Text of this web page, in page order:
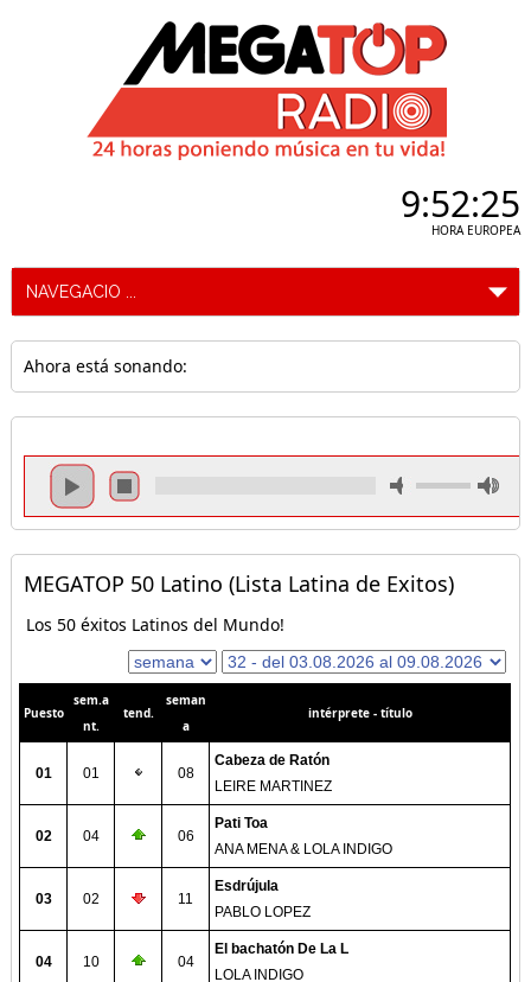
9:52:25
HORA EUROPEA
Ahora está sonando:
MEGATOP 50 Latino (Lista Latina de Exitos)
Los 50 éxitos Latinos del Mundo!
Puesto
sem.a
nt.
tend.
seman
a
intérprete - título
01 01 08
Cabeza de Ratón
LEIRE MARTINEZ
02 04 06
Pati Toa
ANA MENA & LOLA INDIGO
03 02 11
Esdrújula
PABLO LOPEZ
04 10 04
El bachatón De La L
LOLA INDIGO